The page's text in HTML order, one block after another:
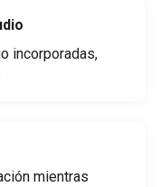
incorporadas,
mientras